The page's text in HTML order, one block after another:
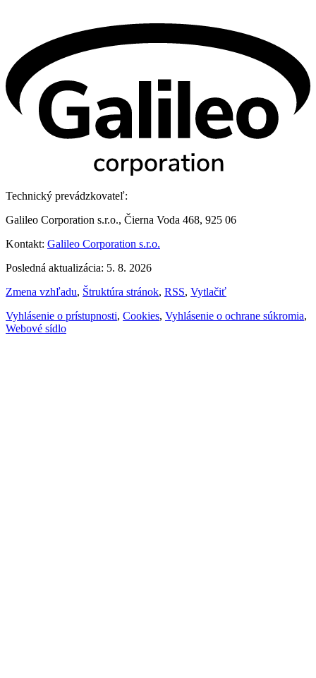
Technický prevádzkovateľ:
Galileo Corporation s.r.o., Čierna Voda 468, 925 06
Kontakt: Galileo Corporation s.r.o.
Posledná aktualizácia: 5. 8. 2026
Zmena vzhľadu, Štruktúra stránok, RSS, Vytlačiť
Vyhlásenie o prístupnosti, Cookies, Vyhlásenie o ochrane súkromia,
Webové sídlo